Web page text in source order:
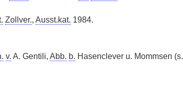
Zollver., Ausst.kat. 1984.
v. A. Gentili, Abb. b. Hasenclever u. Mommsen (s.